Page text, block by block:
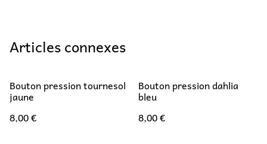
Articles connexes
Bouton pression tournesol
jaune
8,00 €
Bouton pression dahlia
bleu
8,00 €